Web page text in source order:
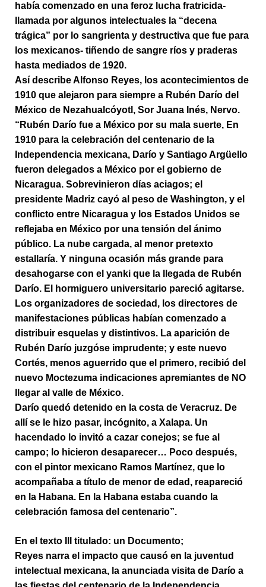
había comenzado en una feroz lucha fratricida-
llamada por algunos intelectuales la “decena
trágica” por lo sangrienta y destructiva que fue para
los mexicanos- tiñendo de sangre ríos y praderas
hasta mediados de 1920.
Así describe Alfonso Reyes, los acontecimientos de
1910 que alejaron para siempre a Rubén Darío del
México de Nezahualcóyotl, Sor Juana Inés, Nervo.
“Rubén Darío fue a México por su mala suerte, En
1910 para la celebración del centenario de la
Independencia mexicana, Darío y Santiago Argüello
fueron delegados a México por el gobierno de
Nicaragua. Sobrevinieron días aciagos; el
presidente Madriz cayó al peso de Washington, y el
conflicto entre Nicaragua y los Estados Unidos se
reflejaba en México por una tensión del ánimo
público. La nube cargada, al menor pretexto
estallaría. Y ninguna ocasión más grande para
desahogarse con el yanki que la llegada de Rubén
Darío. El hormiguero universitario pareció agitarse.
Los organizadores de sociedad, los directores de
manifestaciones públicas habían comenzado a
distribuir esquelas y distintivos. La aparición de
Rubén Darío juzgóse imprudente; y este nuevo
Cortés, menos aguerrido que el primero, recibió del
nuevo Moctezuma indicaciones apremiantes de NO
llegar al valle de México.
Darío quedó detenido en la costa de Veracruz. De
allí se le hizo pasar, incógnito, a Xalapa. Un
hacendado lo invitó a cazar conejos; se fue al
campo; lo hicieron desaparecer… Poco después,
con el pintor mexicano Ramos Martínez, que lo
acompañaba a título de menor de edad, reapareció
en la Habana. En la Habana estaba cuando la
celebración famosa del centenario”.
En el texto III titulado: un Documento;
Reyes narra el impacto que causó en la juventud
intelectual mexicana, la anunciada visita de Darío a